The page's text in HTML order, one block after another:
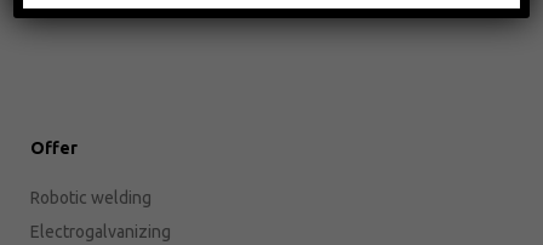
Offer
Robotic welding
Electrogalvanizing